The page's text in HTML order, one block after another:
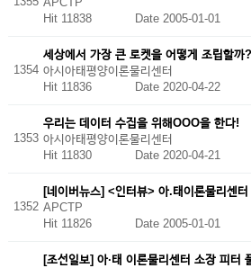
Hit 11838
Date 2005-01-01
1354
세상에서 가장 큰 로켓을 어떻게 조립할까?
아시아태평양이론물리센터
Hit 11836 Date 2020-04-22
1353
우리는 데이터 수집을 위해OOO을 한다!
아시아태평양이론물리센터
Hit 11830 Date 2020-04-21
1352
[네이버뉴스] <인터뷰> 아.태이론물리센
APCTP
Hit 11826
Date 2005-01-01
[조선일보] 아·태 이론물리센터 소장 피터